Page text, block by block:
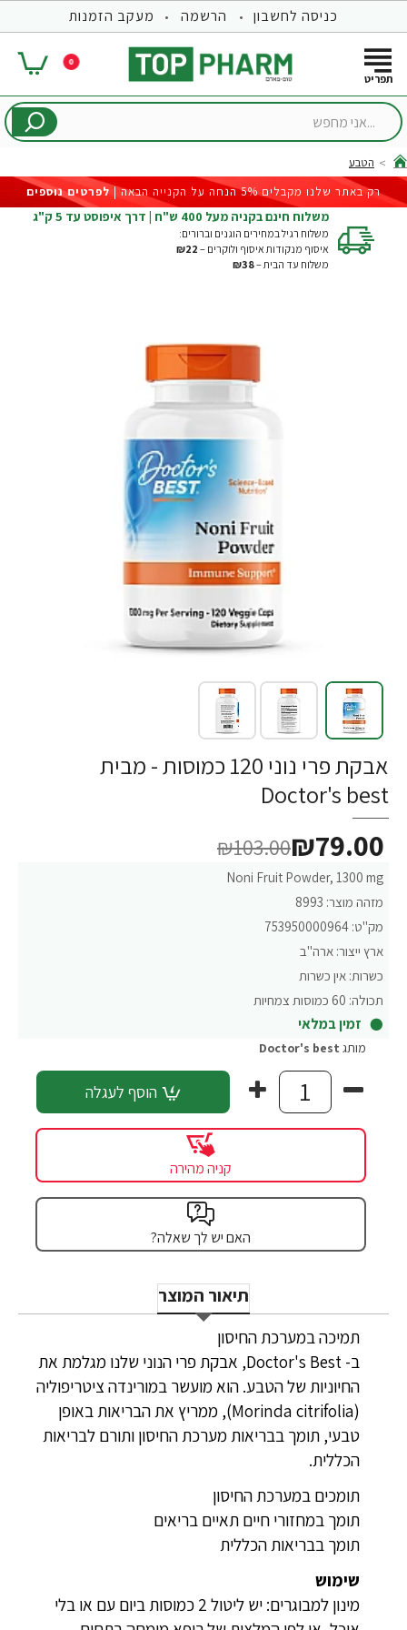
כניסה לחשבון הרשמה מעקב הזמנות
0
...אני
home
הטבע
רק באתר שלנו מקבלים 5% הנחה על הקנייה הבאה |
לפרטים נוספים
משלוח חינם בקניה מעל 400 ש"ח | דרך איפוסט עד 5 ק"ג
משלוח רגיל במחירים הוגנים וברורים:
איסוף מנקודות איסוף ולוקרים – ₪22
משלוח עד הבית –₪38
אבקת פרי נוני 120 כמוסות - מבית
Doctor's best
Noni Fruit Powder, 1300 mg
מזהה מוצר: 8993
מק"ט: 753950000964
ארץ ייצור: ארה"ב
כשרות: אין כשרות
תכולה: 60 כמוסות צמחיות
זמין במלאי
₪79.00
₪103.00
מותג Doctor's best
הוסף לעגלה
קניה מהירה
האם יש לך שאלה?
תיאור המוצר
תמיכה במערכת החיסון
ב- Doctor's Best, אבקת פרי הנוני שלנו מגלמת את
החיוניות של הטבע. הוא מועשר במורינדה ציטריפוליה
(Morinda citrifolia), ממריץ את הבריאות באופן
טבעי, תומך בבריאות מערכת החיסון ותורם לבריאות
הכללית.
תומכים במערכת החיסון
תומך במחזורי חיים תאיים בריאים
תומך בבריאות הכללית
שימוש
מינון למבוגרים: יש ליטול 2 כמוסות ביום עם או בלי